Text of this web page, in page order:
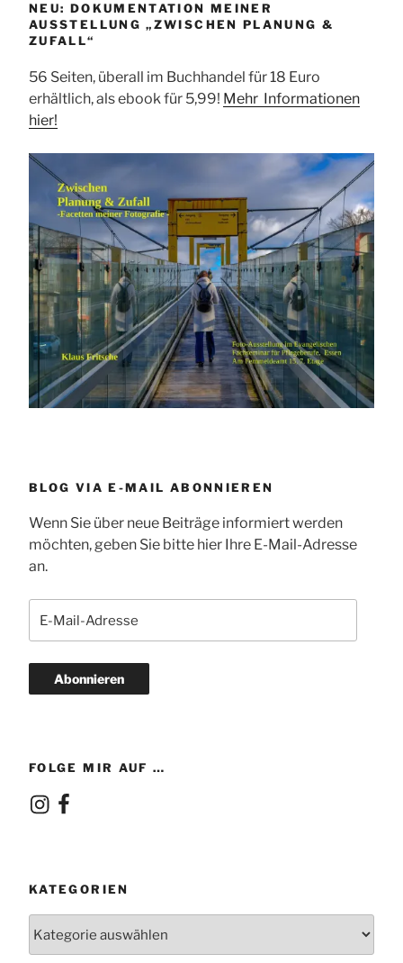
NEU: DOKUMENTATION MEINER
AUSSTELLUNG „ZWISCHEN PLANUNG &
ZUFALL“
56 Seiten, überall im Buchhandel für 18 Euro
erhältlich, als ebook für 5,99! Mehr Informationen
hier!
BLOG VIA E-MAIL ABONNIEREN
Wenn Sie über neue Beiträge informiert werden
möchten, geben Sie bitte hier Ihre E-Mail-Adresse
an.
Mail-
Abonnieren
FOLGE MIR AUF …
Instagram
Facebook
KATEGORIEN